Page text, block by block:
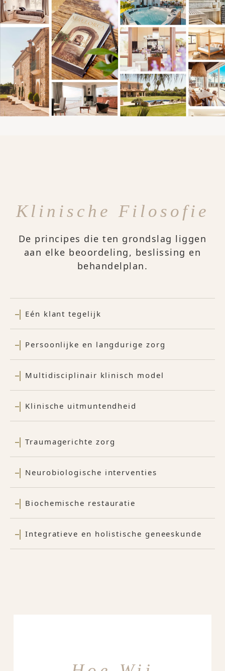
Klinische Filosofie
De principes die ten grondslag liggen
aan elke beoordeling, beslissing en
behandelplan.
Eén klant tegelijk
Persoonlijke en langdurige zorg
Multidisciplinair klinisch model
Klinische uitmuntendheid
Traumagerichte zorg
Neurobiologische interventies
Biochemische restauratie
Integratieve en holistische geneeskunde